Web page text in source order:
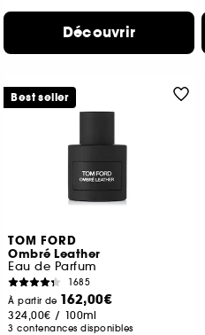
Découvrir
TOM FORD
Ombré Leather
Eau de Parfum
1685
À partir de 162,00€
324,00€ / 100ml
3 contenances disponibles
Best seller